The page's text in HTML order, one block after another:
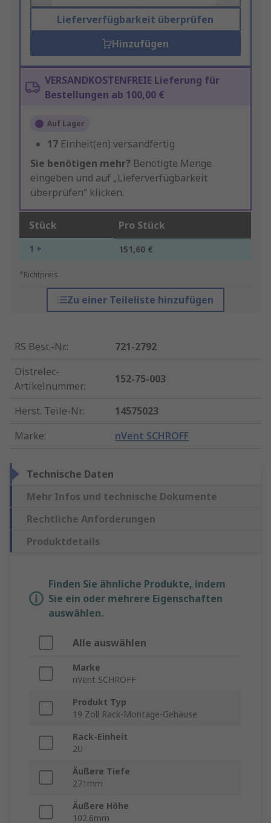
Lieferverfügbarkeit überprüfen
Hinzufügen
VERSANDKOSTENFREIE Lieferung für
Bestellungen ab 100,00 €
Auf Lager
17 Einheit(en) versandfertig
Sie benötigen mehr? Benötigte Menge
eingeben und auf „Lieferverfügbarkeit
überprüfen“ klicken.
Stück Pro Stück
1 + 151,60 €
*Richtpreis
Zu einer Teileliste hinzufügen
RS Best.-Nr.:
721-2792
Distrelec-
Artikelnummer:
152-75-003
Herst. Teile-Nr.:
14575023
Marke: nVent SCHROFF
Technische Daten
Mehr Infos und technische Dokumente
Rechtliche Anforderungen
Produktdetails
Finden Sie ähnliche Produkte, indem
Sie ein oder mehrere Eigenschaften
auswählen.
Alle auswählen
Marke
nVent SCHROFF
Produkt Typ
19 Zoll Rack-Montage-Gehäuse
Rack-Einheit
2U
Äußere Tiefe
271mm
Äußere Höhe
102.6mm